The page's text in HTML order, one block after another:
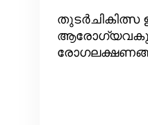
തുടര്‍ചികിത്സ